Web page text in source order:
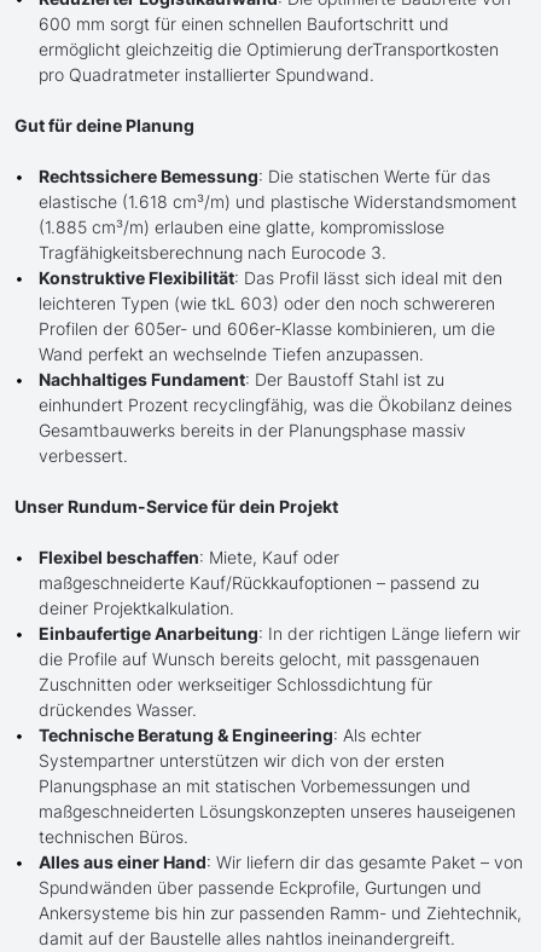
600 mm sorgt für einen schnellen Baufortschritt und
ermöglicht gleichzeitig die Optimierung derTransportkosten
pro Quadratmeter installierter Spundwand.
Gut für deine Planung
Rechtssichere Bemessung: Die statischen Werte für das
elastische (1.618 cm³/m) und plastische Widerstandsmoment
(1.885 cm³/m) erlauben eine glatte, kompromisslose
Tragfähigkeitsberechnung nach Eurocode 3.
Konstruktive Flexibilität: Das Profil lässt sich ideal mit den
leichteren Typen (wie tkL 603) oder den noch schwereren
Profilen der 605er- und 606er-Klasse kombinieren, um die
Wand perfekt an wechselnde Tiefen anzupassen.
Nachhaltiges Fundament: Der Baustoff Stahl ist zu
einhundert Prozent recyclingfähig, was die Ökobilanz deines
Gesamtbauwerks bereits in der Planungsphase massiv
verbessert.
Unser Rundum-Service für dein Projekt
Flexibel beschaffen: Miete, Kauf oder
maßgeschneiderte Kauf/Rückkaufoptionen – passend zu
deiner Projektkalkulation.
Einbaufertige Anarbeitung: In der richtigen Länge liefern wir
die Profile auf Wunsch bereits gelocht, mit passgenauen
Zuschnitten oder werkseitiger Schlossdichtung für
drückendes Wasser.
Technische Beratung & Engineering: Als echter
Systempartner unterstützen wir dich von der ersten
Planungsphase an mit statischen Vorbemessungen und
maßgeschneiderten Lösungskonzepten unseres hauseigenen
technischen Büros.
Alles aus einer Hand: Wir liefern dir das gesamte Paket – von
Spundwänden über passende Eckprofile, Gurtungen und
Ankersysteme bis hin zur passenden Ramm- und Ziehtechnik,
damit auf der Baustelle alles nahtlos ineinandergreift.